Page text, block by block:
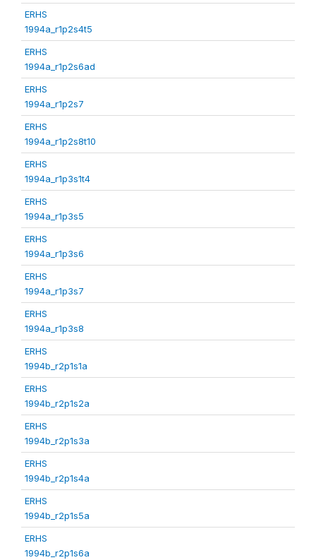
ERHS
1994a_r1p2s4t5
ERHS
1994a_r1p2s6ad
ERHS
1994a_r1p2s7
ERHS
1994a_r1p2s8t10
ERHS
1994a_r1p3s1t4
ERHS
1994a_r1p3s5
ERHS
1994a_r1p3s6
ERHS
1994a_r1p3s7
ERHS
1994a_r1p3s8
ERHS
1994b_r2p1s1a
ERHS
1994b_r2p1s2a
ERHS
1994b_r2p1s3a
ERHS
1994b_r2p1s4a
ERHS
1994b_r2p1s5a
ERHS
1994b_r2p1s6a